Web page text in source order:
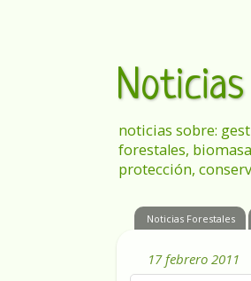
noticias sobre:
forestales,
protección,
Noticias Forestales
17 febrero 2011